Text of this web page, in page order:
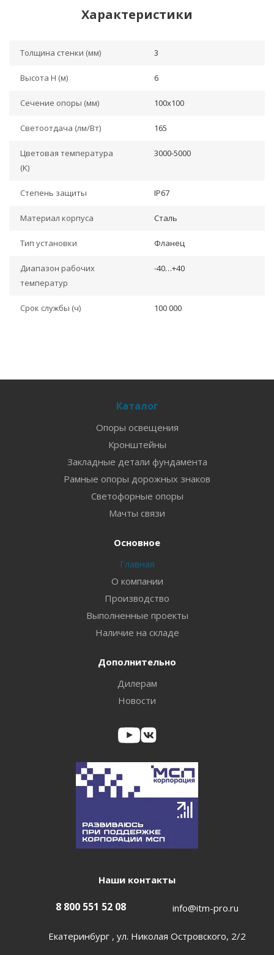
Характеристики
Толщина стенки (мм) 3
Высота H (м) 6
Сечение опоры (мм) 100x100
Светоотдача (лм/Вт) 165
Цветовая температура
(K)
3000-5000
Степень защиты IP67
Материал корпуса Сталь
Тип установки Фланец
Диапазон рабочих
температур
-40…+40
Срок службы (ч) 100 000
Каталог
Опоры освещения
Кронштейны
Закладные детали фундамента
Рамные опоры дорожных знаков
Светофорные опоры
Мачты связи
Основное
Главная
О компании
Производство
Выполненные проекты
Наличие на складе
Дополнительно
Дилерам
Новости
Наши контакты
8 800 551 52 08 info@itm-pro.ru
Екатеринбург , ул. Николая Островского, 2/2